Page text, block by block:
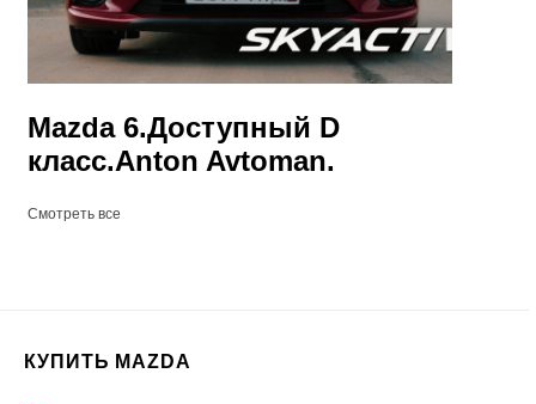
Mazda 6.Доступный D
класс.Anton Avtoman.
Смотреть все
КУПИТЬ MAZDA